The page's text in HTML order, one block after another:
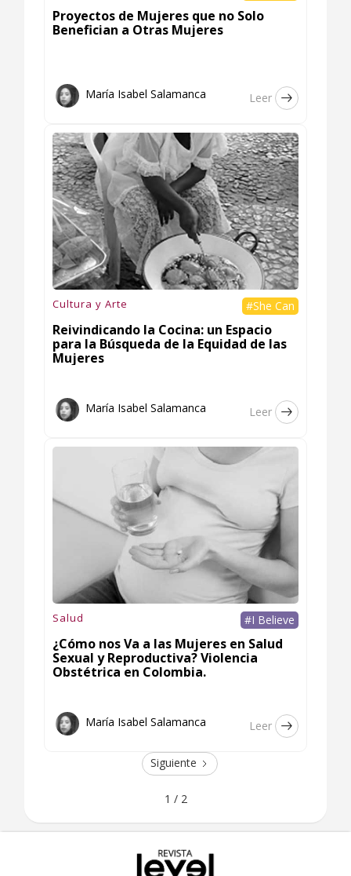
Proyectos de Mujeres que no Solo
Benefician a Otras Mujeres
María Isabel Salamanca Leer
Cultura y Arte #She Can
Reivindicando la Cocina: un Espacio
para la Búsqueda de la Equidad de las
Mujeres
María Isabel Salamanca Leer
Salud #I Believe
¿Cómo nos Va a las Mujeres en Salud
Sexual y Reproductiva? Violencia
Obstétrica en Colombia.
María Isabel Salamanca Leer
Siguiente
1 / 2